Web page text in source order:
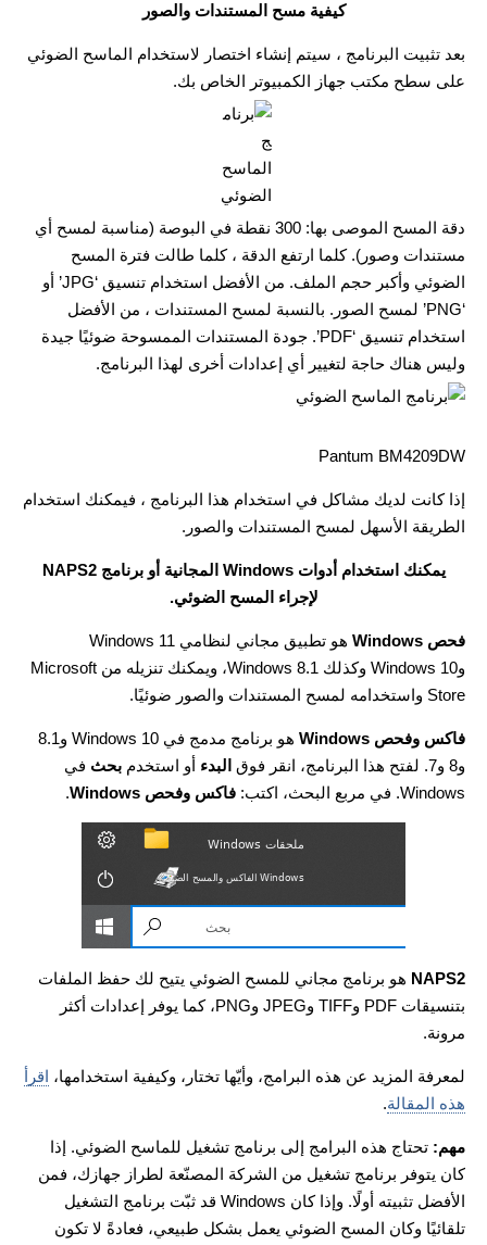
كيفية مسح المستندات والصور
بعد تثبيت البرنامج ، سيتم إنشاء اختصار لاستخدام الماسح الضوئي
على سطح مكتب جهاز الكمبيوتر الخاص بك.
دقة المسح الموصى بها: 300 نقطة في البوصة (مناسبة لمسح أي
مستندات وصور). كلما ارتفع الدقة ، كلما طالت فترة المسح
الضوئي وأكبر حجم الملف. من الأفضل استخدام تنسيق ‘JPG’ أو
‘PNG’ لمسح الصور. بالنسبة لمسح المستندات ، من الأفضل
استخدام تنسيق ‘PDF’. جودة المستندات الممسوحة ضوئيًا جيدة
وليس هناك حاجة لتغيير أي إعدادات أخرى لهذا البرنامج.
Pantum BM4209DW
إذا كانت لديك مشاكل في استخدام هذا البرنامج ، فيمكنك استخدام
الطريقة الأسهل لمسح المستندات والصور.
يمكنك استخدام أدوات Windows المجانية أو برنامج NAPS2
لإجراء المسح الضوئي.
فحص Windows
هو تطبيق مجاني لنظامي Windows 11
وWindows 10 وكذلك Windows 8.1، ويمكنك تنزيله من Microsoft
Store واستخدامه لمسح المستندات والصور ضوئيًا.
فاكس وفحص Windows
هو برنامج مدمج في Windows 10 و8.1
و8 و7. لفتح هذا البرنامج، انقر فوق
البدء أو استخدم بحث في
Windows. في مربع البحث، اكتب:
فاكس وفحص Windows .
NAPS2 هو برنامج مجاني للمسح الضوئي يتيح لك حفظ الملفات
بتنسيقات PDF وTIFF وJPEG وPNG، كما يوفر إعدادات أكثر
مرونة.
لمعرفة المزيد عن هذه البرامج، وأيّها تختار، وكيفية استخدامها، اقرأ
هذه المقالة.
مهم: تحتاج هذه البرامج إلى برنامج تشغيل للماسح الضوئي. إذا
كان يتوفر برنامج تشغيل من الشركة المصنّعة لطراز جهازك، فمن
الأفضل تثبيته أولًا. وإذا كان Windows قد ثبّت برنامج التشغيل
تلقائيًا وكان المسح الضوئي يعمل بشكل طبيعي، فعادةً لا تكون